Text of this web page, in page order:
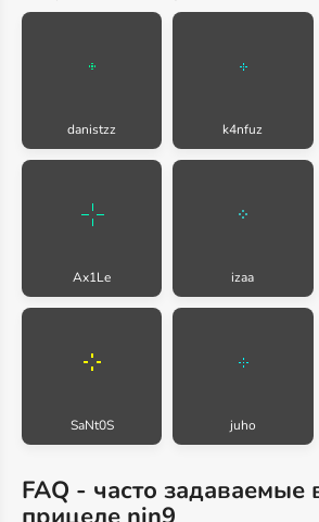
danistzz k4nfuz
Ax1Le izaa
SaNt0S juho
FAQ - часто задаваемые